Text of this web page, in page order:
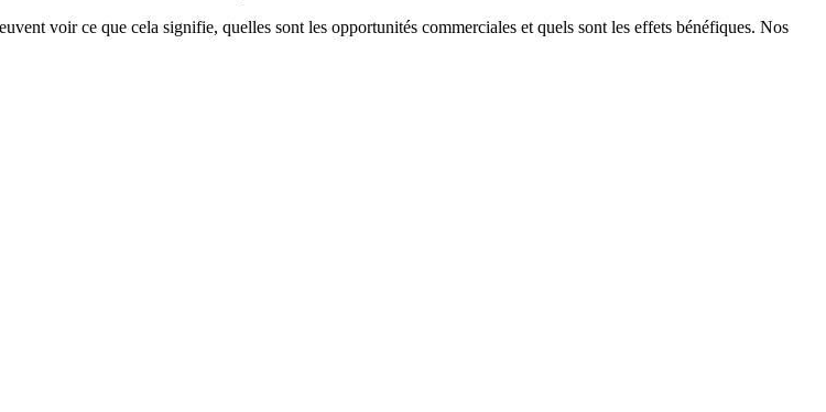
voir ce que cela signifie, quelles sont les opportunités commerciales et quels sont les effets bénéfiques. Nos